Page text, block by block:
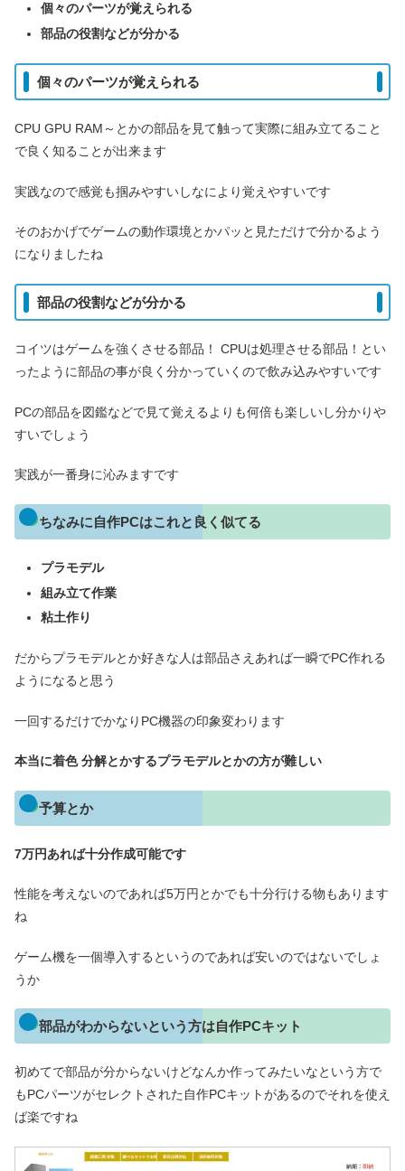
個々のパーツが覚えられる
部品の役割などが分かる
個々のパーツが覚えられる
CPU GPU RAM～とかの部品を見て触って実際に組み立てること
で良く知ることが出来ます
実践なので感覚も掴みやすいしなにより覚えやすいです
そのおかげでゲームの動作環境とかパッと見ただけで分かるよう
になりましたね
部品の役割などが分かる
コイツはゲームを強くさせる部品！ CPUは処理させる部品！とい
ったように部品の事が良く分かっていくので飲み込みやすいです
PCの部品を図鑑などで見て覚えるよりも何倍も楽しいし分かりや
すいでしょう
実践が一番身に沁みますです
ちなみに自作PCはこれと良く似てる
プラモデル
組み立て作業
粘土作り
だからプラモデルとか好きな人は部品さえあれば一瞬でPC作れる
ようになると思う
一回するだけでかなりPC機器の印象変わります
本当に着色 分解とかするプラモデルとかの方が難しい
予算とか
7万円あれば十分作成可能です
性能を考えないのであれば5万円とかでも十分行ける物もあります
ね
ゲーム機を一個導入するというのであれば安いのではないでしょ
うか
部品がわからないという方は自作PCキット
初めてで部品が分からないけどなんか作ってみたいなという方で
もPCパーツがセレクトされた自作PCキットがあるのでそれを使え
ば楽ですね